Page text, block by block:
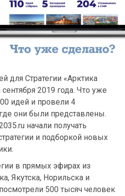
для Стратегии «Арктика
сентября 2019 года. Что уже
идей и провели 4
они были представлены.
начали получать
и подборкой новых
в прямых эфирах из
Якутска, Норильска и
500 тысяч человек